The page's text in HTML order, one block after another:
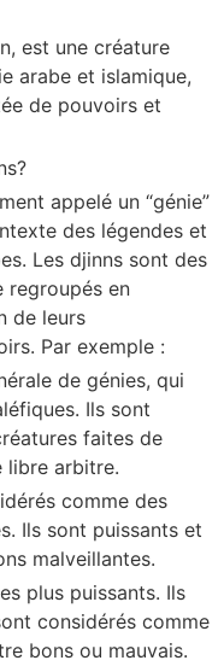
est une créature
arabe et islamique,
de pouvoirs et
appelé un “génie”
des légendes et
Les djinns sont des
regroupés en
de leurs
Par exemple :
de génies, qui
Ils sont
faites de
libre arbitre.
comme des
Ils sont puissants et
malveillantes.
plus puissants. Ils
considérés comme
bons ou mauvais.